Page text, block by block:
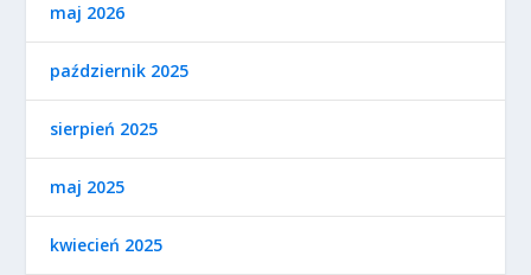
maj 2026
październik 2025
sierpień 2025
maj 2025
kwiecień 2025